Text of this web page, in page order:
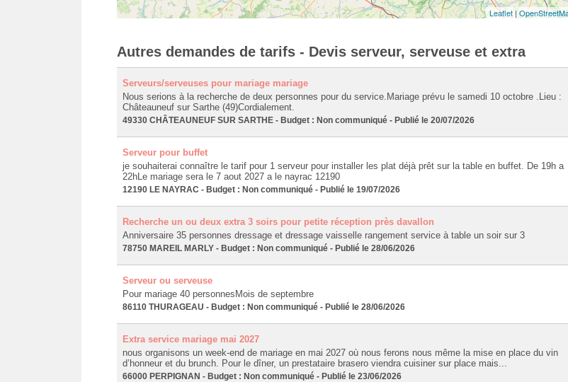
Leaflet|
Autres demandes de tarifs - Devis serveur, serveuse et extra
Serveurs/serveuses pour mariage mariage
Nous serions à la recherche de deux personnes pour du service.Mariage prévu le samedi 10 octobre .Lieu :
Châteauneuf sur Sarthe (49)Cordialement.
49330 CHÂTEAUNEUF SUR SARTHE - Budget : Non communiqué - Publié le 20/07/2026
Serveur pour buffet
je souhaiterai connaître le tarif pour 1 serveur pour installer les plat déjà prêt sur la table en buffet. De 19h a
22hLe mariage sera le 7 aout 2027 a le nayrac 12190
12190 LE NAYRAC - Budget : Non communiqué - Publié le 19/07/2026
Recherche un ou deux extra 3 soirs pour petite réception près davallon
Anniversaire 35 personnes dressage et dressage vaisselle rangement service à table un soir sur 3
78750 MAREIL MARLY - Budget : Non communiqué - Publié le 28/06/2026
Serveur ou serveuse
Pour mariage 40 personnesMois de septembre
86110 THURAGEAU - Budget : Non communiqué - Publié le 28/06/2026
Extra service mariage mai 2027
nous organisons un week-end de mariage en mai 2027 où nous ferons nous même la mise en place du vin
d’honneur et du brunch. Pour le dîner, un prestataire brasero viendra cuisiner sur place mais...
66000 PERPIGNAN - Budget : Non communiqué - Publié le 23/06/2026